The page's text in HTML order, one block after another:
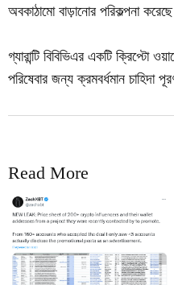
অবকাঠামো বাড়ানোর পরিকল্পনা
গ্যারান্টি বিবিভিএর একটি ক্রিপ্টো
পরিষেবার জন্য ক্রমবর্ধমান চাহিদা
Read More
RRCNEWS_BN